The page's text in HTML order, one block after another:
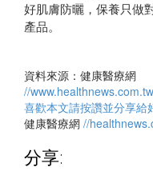
好肌膚防曬，保養只做
產品。
資料來源：健康醫療網
//
喜歡本文請按讚並分享給
健康醫療網 //
分享: